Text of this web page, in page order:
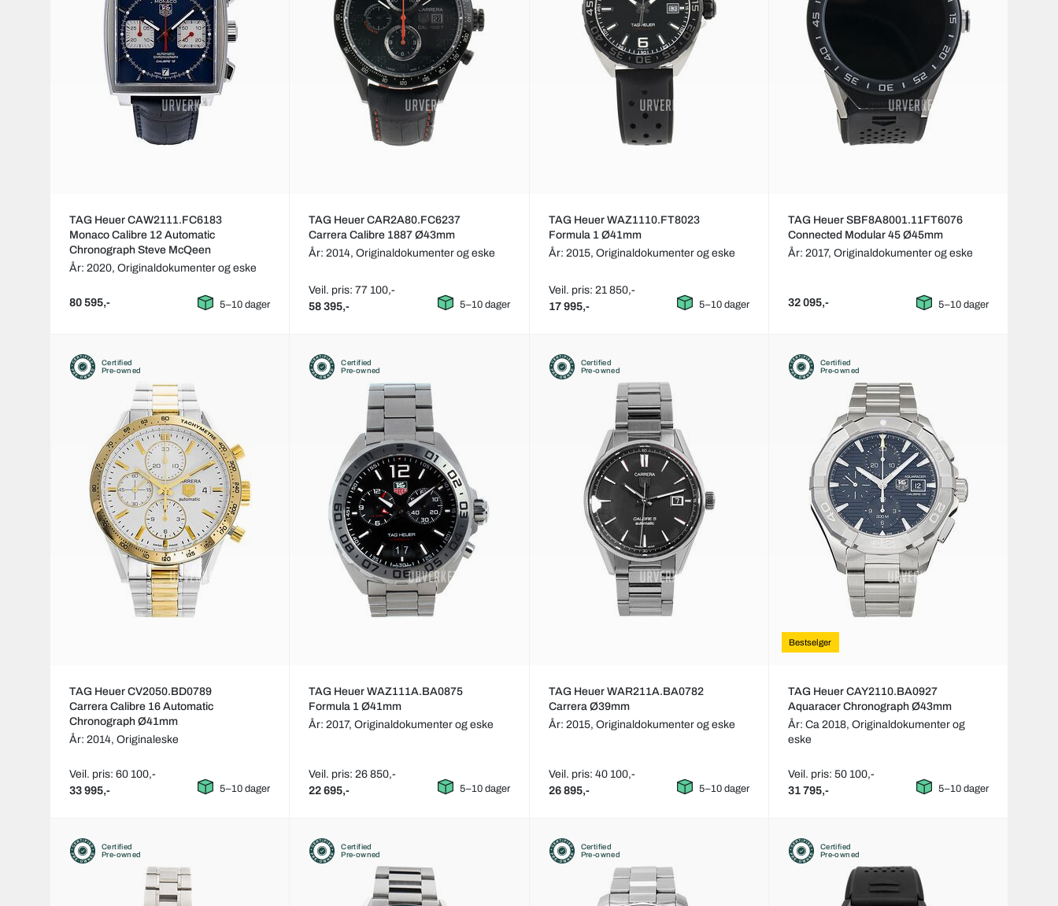
TAG Heuer CAW2111.FC6183
Monaco Calibre 12 Automatic
Chronograph Steve McQeen
År: 2020, Originaldokumenter og eske
80 595,- 5–10 dager
TAG Heuer CAR2A80.FC6237
Carrera Calibre 1887 Ø43mm
År: 2014,Originaldokumenter og eske
Veil. pris: 77 100,-
58 395,- 5–10 dager
TAG Heuer WAZ1110.FT8023
Formula 1 Ø41mm
År: 2015, Originaldokumenter og eske
Veil. pris: 21 850,-
17 995,- 5–10 dager
TAG Heuer SBF8A8001.11FT6076
Connected Modular 45 Ø45mm
År: 2017, Originaldokumenter og eske
32 095,- 5–10 dager
Certified
Pre-owned
TAG Heuer CV2050.BD0789
Carrera Calibre 16 Automatic
Chronograph Ø41mm
År: 2014, Originaleske
Veil. pris: 60 100,-
33 995,- 5–10 dager
Certified
Pre-owned
TAG Heuer WAZ111A.BA0875
Formula 1 Ø41mm
År: 2017,Originaldokumenter og eske
Veil. pris: 26 850,-
22 695,- 5–10 dager
Certified
Pre-owned
TAG Heuer WAR211A.BA0782
Carrera Ø39mm
År: 2015, Originaldokumenter og eske
Veil. pris: 40 100,-
26 895,- 5–10 dager
Certified
Pre-owned
Bestselger
TAG Heuer CAY2110.BA0927
Aquaracer Chronograph Ø43mm
År: Ca 2018, Originaldokumenter og
eske
Veil. pris: 50 100,-
31 795,- 5–10 dager
Certified
Pre-owned
Certified
Pre-owned
Certified
Pre-owned
Certified
Pre-owned